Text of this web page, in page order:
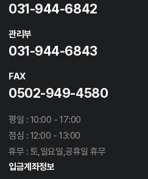
031-944-6842
관리부
031-944-6843
FAX
0502-949-4580
평일 : 10:00 - 17:00
점심 : 12:00 - 13:00
휴무 : 토,일요일,공휴일 휴무
입금계좌정보